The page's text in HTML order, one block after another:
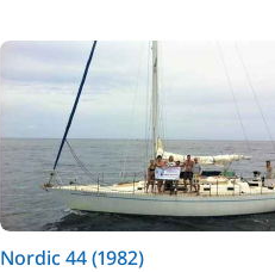
Nordic 44 (1982)